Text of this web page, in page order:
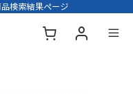
検索結果ページ